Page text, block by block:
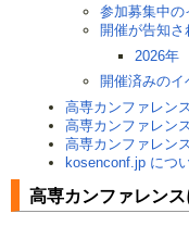
参加募集中の
開催が告知さ
2026年
開催済みのイ
高専カンファレン
高専カンファレン
高専カンファレン
kosenconf.jp につ
高専カンファレン